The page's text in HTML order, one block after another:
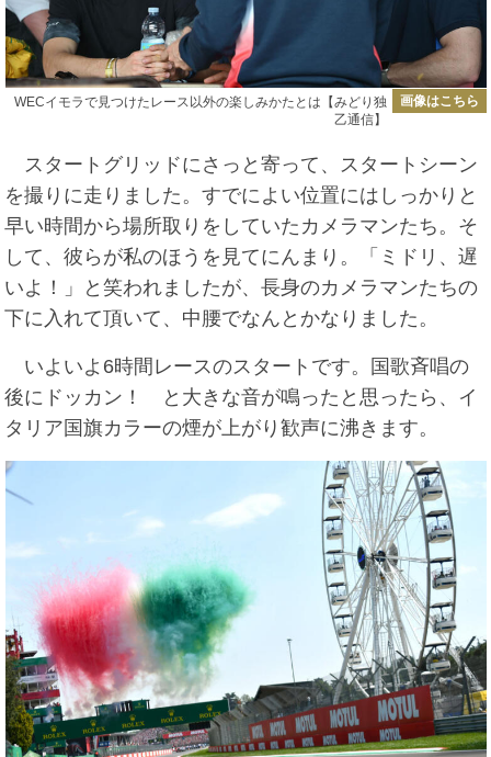
WECイモラで見つけたレース以外の楽しみかたとは【みどり独
乙通信】
画像はこちら
スタートグリッドにさっと寄って、スタートシーン
を撮りに走りました。すでによい位置にはしっかりと
早い時間から場所取りをしていたカメラマンたち。そ
して、彼らが私のほうを見てにんまり。「ミドリ、遅
いよ！」と笑われましたが、長身のカメラマンたちの
下に入れて頂いて、中腰でなんとかなりました。
いよいよ6時間レースのスタートです。国歌斉唱の
後にドッカン！ と大きな音が鳴ったと思ったら、イ
タリア国旗カラーの煙が上がり歓声に沸きます。